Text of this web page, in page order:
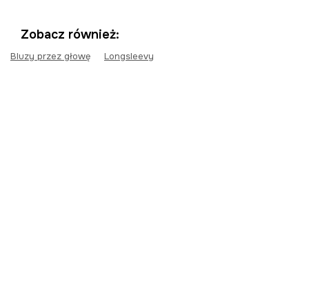
Zobacz również:
Bluzy przez głowę Longsleevy